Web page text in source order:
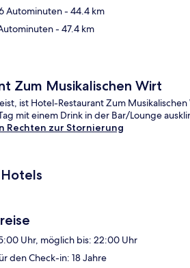
Autominuten- 44.4 km
- 47.4 km
Zum Musikalischen Wirt
ist Hotel-Restaurant Zum
mit einem Drink in der Bar/Lounge
Rechten zur Stornierung
Uhr, möglich bis: 22:00 Uhr
den Check-in: 18 Jahre